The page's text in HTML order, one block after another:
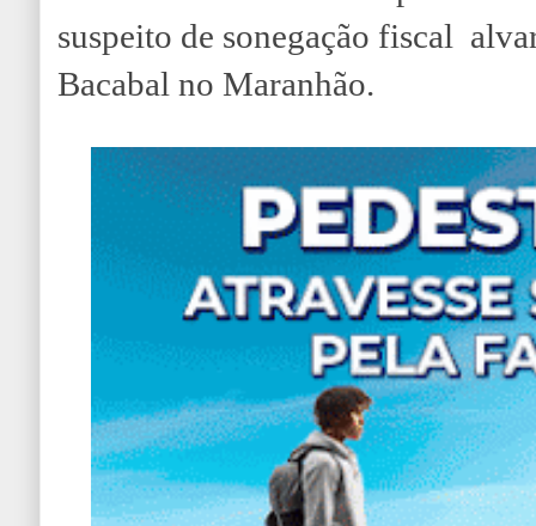
suspeito de sonegação fiscal
Bacabal no Maranhão.